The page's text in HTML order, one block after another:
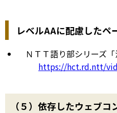
レベルAAに配慮したペ
ＮＴＴ語り部シリーズ「
https://hct.rd.ntt/
（５）依存したウェブコ